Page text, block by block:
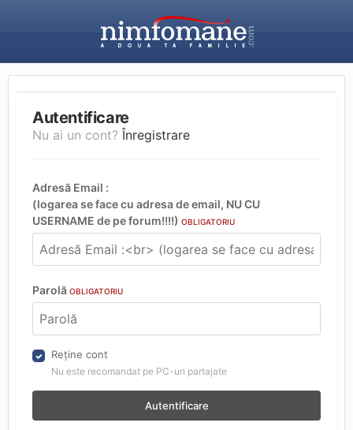
Autentificare
Nu ai un cont? Înregistrare
Adresă Email :
(logarea se face cu adresa de email, NU CU
USERNAME de pe forum!!!!) OBLIGATORIU
Parolă OBLIGATORIU
Reține cont
Nu este recomandat pe PC-uri partajate
Autentificare